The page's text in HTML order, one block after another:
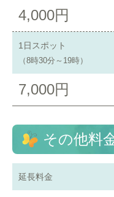
4,000円
1日スポット
（8時30分～19時）
7,000円
その他料
延長料金